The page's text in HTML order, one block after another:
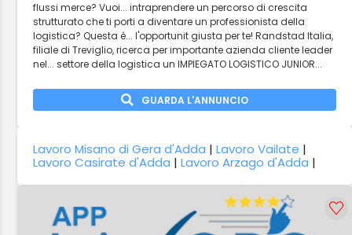
flussi merce? Vuoi... intraprendere un percorso di crescita
strutturato che ti porti a diventare un professionista della
logistica? Questa è... l'opportunit giusta per te! Randstad Italia,
filiale di Treviglio, ricerca per importante azienda cliente leader
nel... settore della logistica un IMPIEGATO LOGISTICO JUNIOR...
GUARDA L'ANNUNCIO
Lavoro Misano di Gera d'Adda |Lavoro Vailate |
Lavoro Casirate d'Adda |Lavoro Arzago d'Adda |